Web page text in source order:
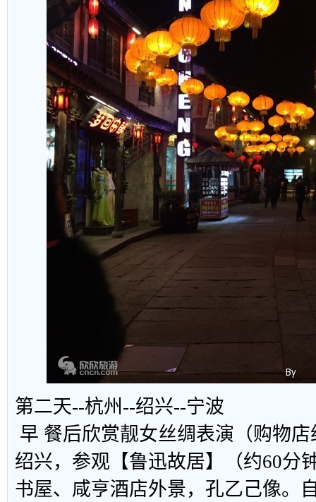
第二天--杭州--绍兴--宁波
早 餐后欣赏靓女丝绸表演（购物
绍兴，参观【鲁迅故居】（约60分
书屋、咸亨酒店外景，孔乙己像。